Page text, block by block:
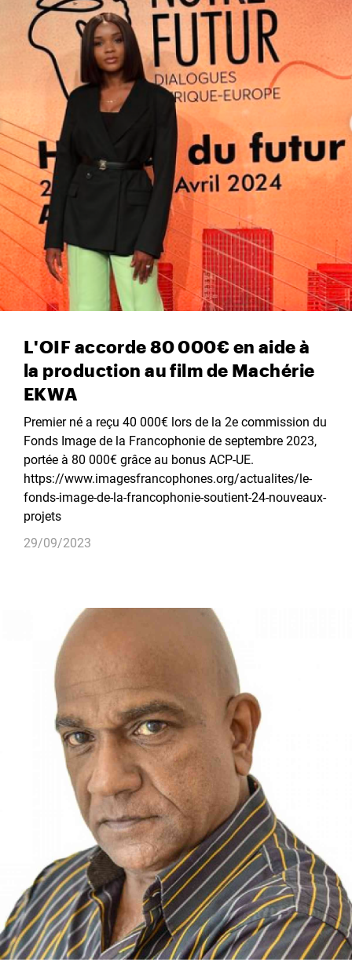
L'OIF accorde 80 000€ en aide à
la production au film de Machérie
EKWA
Premier né a reçu 40 000€ lors de la 2e commission du
Fonds Image de la Francophonie de septembre 2023,
portée à 80 000€ grâce au bonus ACP-UE.
https://www.imagesfrancophones.org/actualites/le-
fonds-image-de-la-francophonie-soutient-24-nouveaux-
projets
29/09/2023